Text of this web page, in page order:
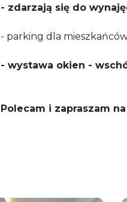
- zdarzają się do
- parking dla
- wystawa okien -
Polecam i zapraszam